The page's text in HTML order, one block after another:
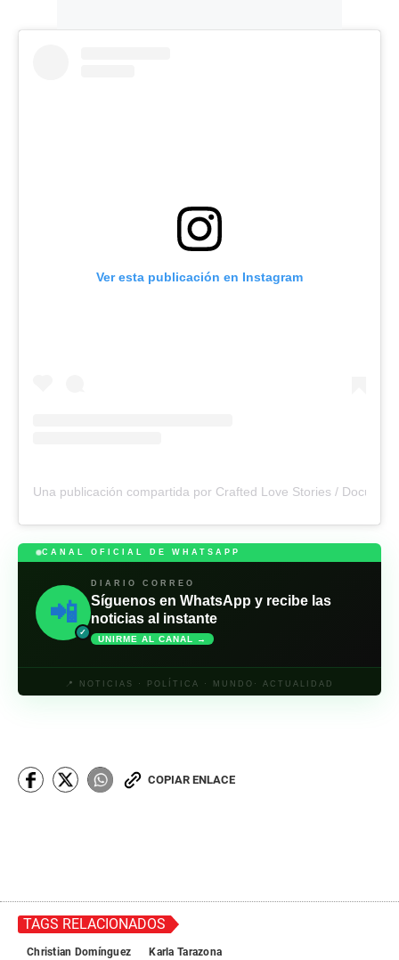
Ver esta publicación en Instagram
Una publicación compartida por Crafted Love Stories /
CANAL OFICIAL DE WHATSAPP
📲
✓
DIARIO CORREO
Síguenos en WhatsApp y recibe las
noticias al instante
UNIRME AL CANAL →
📍 NOTICIAS · POLÍTICA · MUNDO· ACTUALIDAD
COPIAR ENLACE
TAGS RELACIONADOS
Christian Domínguez Karla Tarazona